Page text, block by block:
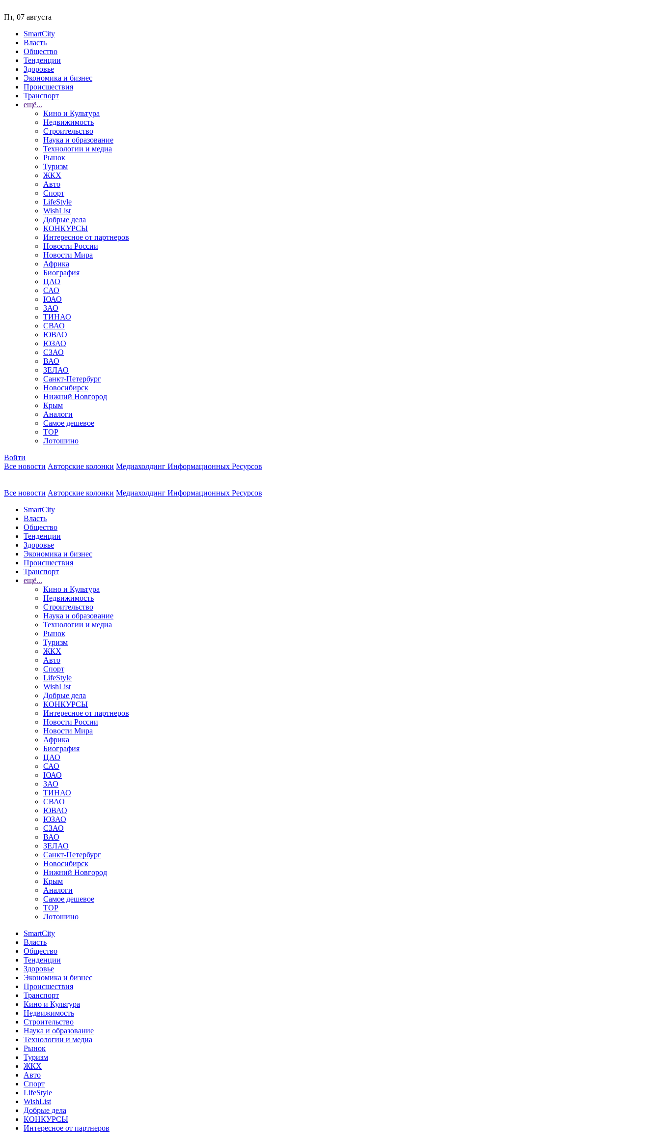
Пт, 07 августа
SmartCity
Власть
Общество
Тенденции
Здоровье
Экономика и бизнес
Происшествия
Транспорт
ещё...
Кино и Культура
Недвижимость
Строительство
Наука и образование
Технологии и медиа
Рынок
Туризм
ЖКХ
Авто
Спорт
LifeStyle
WishList
Добрые дела
КОНКУРСЫ
Интересное от партнеров
Новости России
Новости Мира
Африка
Биография
ЦАО
САО
ЮАО
ЗАО
ТИНАО
СВАО
ЮВАО
ЮЗАО
СЗАО
ВАО
ЗЕЛАО
Санкт-Петербург
Новосибирск
Нижний Новгород
Крым
Аналоги
Самое дешевое
TOP
Лотошино
Войти
Все новости Авторские колонки Медиахолдинг Информационных Ресурсов
Все новости Авторские колонки Медиахолдинг Информационных Ресурсов
SmartCity
Власть
Общество
Тенденции
Здоровье
Экономика и бизнес
Происшествия
Транспорт
ещё...
Кино и Культура
Недвижимость
Строительство
Наука и образование
Технологии и медиа
Рынок
Туризм
ЖКХ
Авто
Спорт
LifeStyle
WishList
Добрые дела
КОНКУРСЫ
Интересное от партнеров
Новости России
Новости Мира
Африка
Биография
ЦАО
САО
ЮАО
ЗАО
ТИНАО
СВАО
ЮВАО
ЮЗАО
СЗАО
ВАО
ЗЕЛАО
Санкт-Петербург
Новосибирск
Нижний Новгород
Крым
Аналоги
Самое дешевое
TOP
Лотошино
SmartCity
Власть
Общество
Тенденции
Здоровье
Экономика и бизнес
Происшествия
Транспорт
Кино и Культура
Недвижимость
Строительство
Наука и образование
Технологии и медиа
Рынок
Туризм
ЖКХ
Авто
Спорт
LifeStyle
WishList
Добрые дела
КОНКУРСЫ
Интересное от партнеров